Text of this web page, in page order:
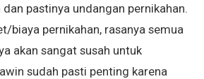
pastinya undangan pernikahan.
biaya pernikahan, rasanya semua
akan sangat susah untuk
sudah pasti penting karena